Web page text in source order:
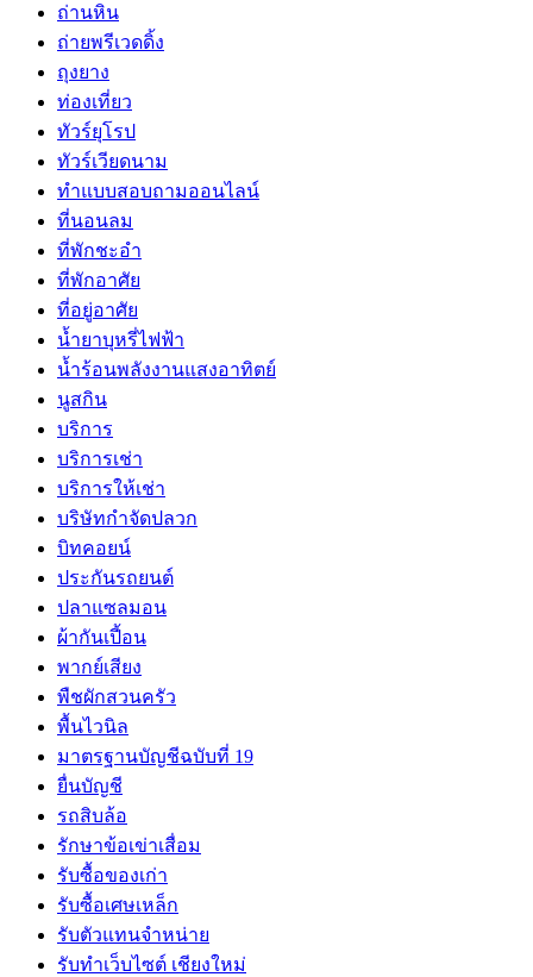
ถ่านหิน
ถ่ายพรีเวดดิ้ง
ถุงยาง
ท่องเที่ยว
ทัวร์ยุโรป
ทัวร์เวียดนาม
ทำแบบสอบถามออนไลน์
ที่นอนลม
ที่พักชะอำ
ที่พักอาศัย
ที่อยู่อาศัย
น้ำยาบุหรี่ไฟฟ้า
น้ำร้อนพลังงานแสงอาทิตย์
นูสกิน
บริการ
บริการเช่า
บริการให้เช่า
บริษัทกำจัดปลวก
บิทคอยน์
ประกันรถยนต์
ปลาแซลมอน
ผ้ากันเปี้อน
พากย์เสียง
พืชผักสวนครัว
พื้นไวนิล
มาตรฐานบัญชีฉบับที่ 19
ยื่นบัญชี
รถสิบล้อ
รักษาข้อเข่าเสื่อม
รับซื้อของเก่า
รับซื้อเศษเหล็ก
รับตัวแทนจำหน่าย
รับทำเว็บไซต์ เชียงใหม่